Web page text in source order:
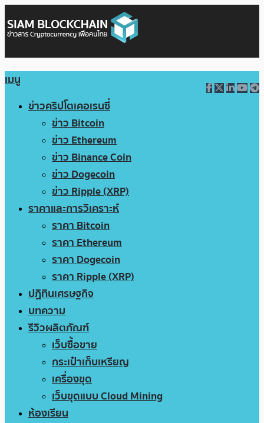
เมนู
ข่าวคริปโตเคอเรนซี่
ข่าว Bitcoin
ข่าว Ethereum
ข่าว Binance Coin
ข่าว Dogecoin
ข่าว Ripple (XRP)
ราคาและการวิเคราะห์
ราคา Bitcoin
ราคา Ethereum
ราคา Dogecoin
ราคา Ripple (XRP)
ปฏิทินเศรษฐกิจ
บทความ
รีวิวผลิตภัณฑ์
เว็บซื้อขาย
กระเป๋าเก็บเหรียญ
เครื่องขุด
เว็บขุดแบบ Cloud Mining
ห้องเรียน